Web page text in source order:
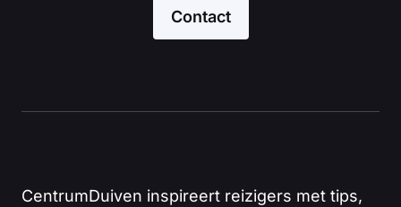
Contact
CentrumDuiven inspireert reizigers met tips,